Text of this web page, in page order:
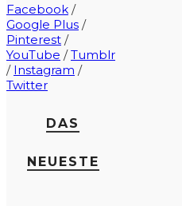
Facebook /
Google Plus /
Pinterest /
YouTube /Tumblr
/ Instagram /
Twitter
DAS
NEUESTE